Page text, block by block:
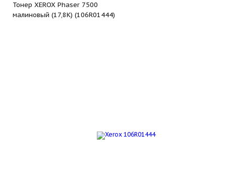
Тонер XEROX Phaser 7500
малиновый (17,8K) (106R01444)